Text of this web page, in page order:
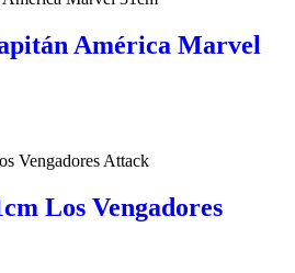
América Marvel
Los Vengadores